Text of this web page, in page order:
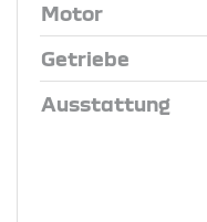
Motor
Getriebe
Ausstattung